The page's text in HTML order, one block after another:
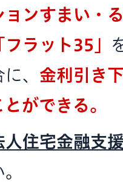
ンすまい・
フラット35」
、 金利引き
ができる。
人住宅金融支